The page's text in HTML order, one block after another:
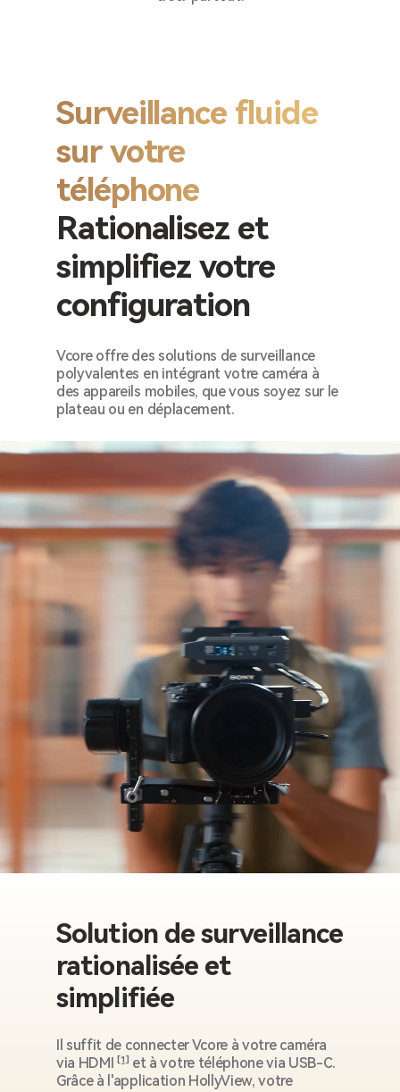
Surveillance fluide
sur votre
téléphone
Rationalisez et
simplifiez votre
configuration
Vcore offre des solutions de surveillance
polyvalentes en intégrant votre caméra à
des appareils mobiles, que vous soyez sur le
plateau ou en déplacement.
Solution de surveillance
rationalisée et
simplifiée
Il suffit de connecter Vcore à votre caméra
via HDMI[1] et à votre téléphone via USB-C.
Grâce à l'application HollyView, votre